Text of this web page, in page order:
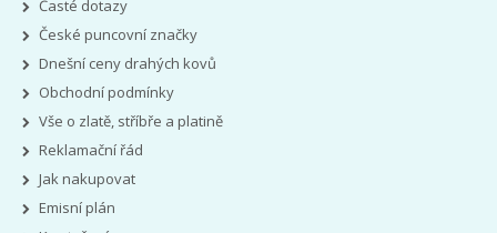
Časté dotazy
České puncovní značky
Dnešní ceny drahých kovů
Obchodní podmínky
Vše o zlatě, stříbře a platině
Reklamační řád
Jak nakupovat
Emisní plán